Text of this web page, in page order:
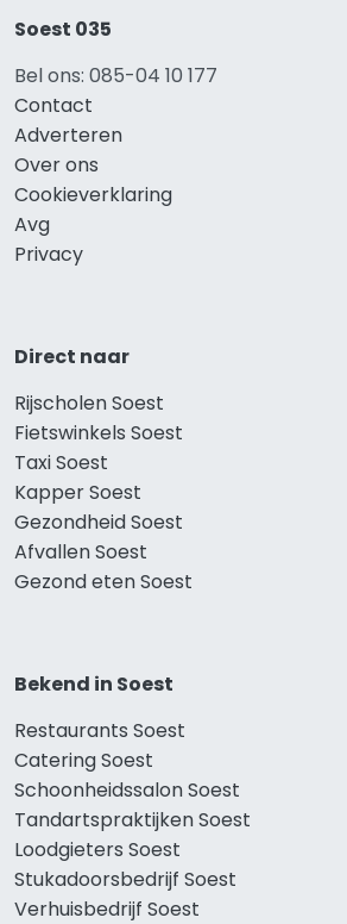
Soest 035
Bel ons: 085-04 10 177
Contact
Adverteren
Over ons
Cookieverklaring
Avg
Privacy
Direct naar
Rijscholen Soest
Fietswinkels Soest
Taxi Soest
Kapper Soest
Gezondheid Soest
Afvallen Soest
Gezond eten Soest
Bekend in Soest
Restaurants Soest
Catering Soest
Schoonheidssalon Soest
Tandartspraktijken Soest
Loodgieters Soest
Stukadoorsbedrijf Soest
Verhuisbedrijf Soest